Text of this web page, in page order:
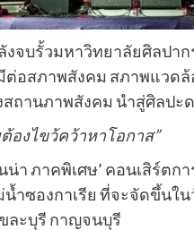
จบรั้วมหาวิทยาลัยศิลปา
ต่อสภาพสังคม สภาพแวด
ถานภาพสังคม นำสู่ศิลปะ
องไขว้คว้าหาโอกาส”
า ภาคพิเศษ’ คอนเสิร์ตก
ซองกาเรีย ที่จะจัดขึ้นใน
ละบุรี กาญจนบุรี